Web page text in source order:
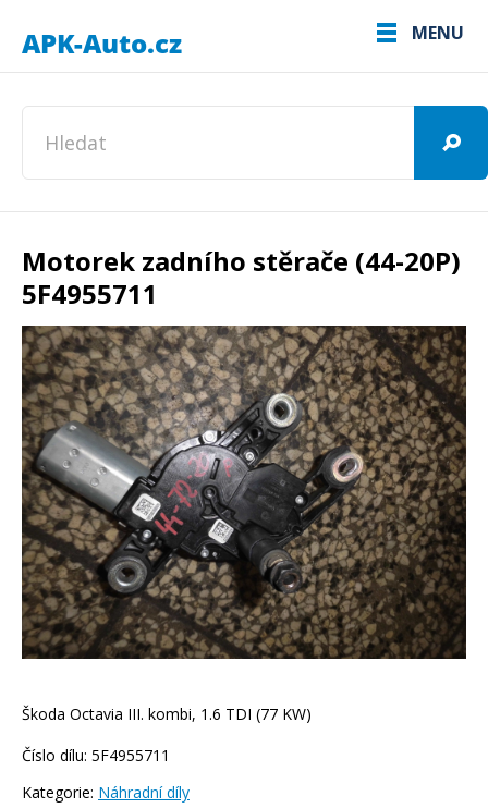
MENU
Motorek zadního stěrače (44-20P)
5F4955711
Škoda Octavia III. kombi, 1.6 TDI (77 KW)
Číslo dílu: 5F4955711
Kategorie: Náhradní díly